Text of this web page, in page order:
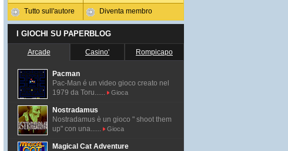
Tutto sull'autore Diventa membro
I GIOCHI SU PAPERBLOG
Arcade Casino' Rompicapo
Pacman
Pac-Man é un video gioco creato nel
1979 da Toru......
Gioca
Nostradamus
Nostradamus è un gioco " shoot them
up" con una......
Gioca
Magical Cat Adventure